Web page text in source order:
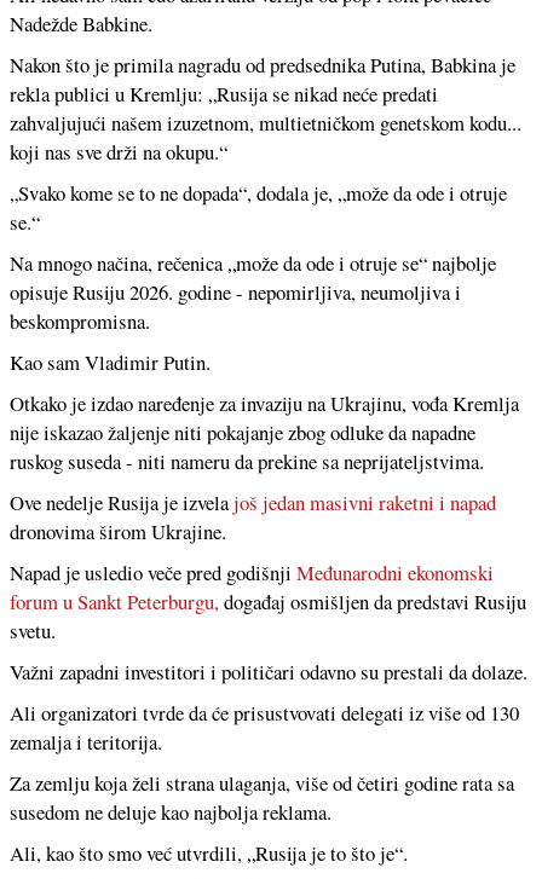
Nadežde Babkine.
Nakon što je primila nagradu od predsednika Putina, Babkina je
rekla publici u Kremlju: „Rusija se nikad neće predati
zahvaljujući našem izuzetnom, multietničkom genetskom kodu...
koji nas sve drži na okupu.“
„Svako kome se to ne dopada“, dodala je, „može da ode i otruje
se.“
Na mnogo načina, rečenica „može da ode i otruje se“ najbolje
opisuje Rusiju 2026. godine - nepomirljiva, neumoljiva i
beskompromisna.
Kao sam Vladimir Putin.
Otkako je izdao naređenje za invaziju na Ukrajinu, vođa Kremlja
nije iskazao žaljenje niti pokajanje zbog odluke da napadne
ruskog suseda - niti nameru da prekine sa neprijateljstvima.
Ove nedelje Rusija je izvelajoš jedan masivni raketni i napad
dronovima širom Ukrajine.
Napad je usledio veče pred godišnji Međunarodni ekonomski
forum u Sankt Peterburgu,događaj osmišljen da predstavi Rusiju
svetu.
Važni zapadni investitori i političari odavno su prestali da dolaze.
Ali organizatori tvrde da će prisustvovati delegati iz više od 130
zemalja i teritorija.
Za zemlju koja želi strana ulaganja, više od četiri godine rata sa
susedom ne deluje kao najbolja reklama.
Ali, kao što smo već utvrdili, „Rusija je to što je“.